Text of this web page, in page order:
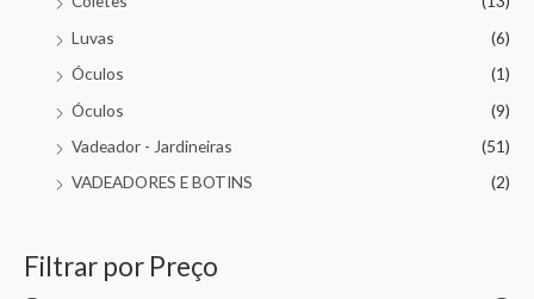
Luvas
(6)
Óculos
(1)
Óculos
(9)
Vadeador - Jardineiras
(51)
VADEADORES E BOTINS
(2)
Filtrar por Preço